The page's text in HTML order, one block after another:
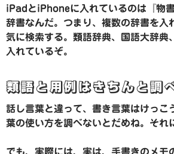
iPadとiPhoneに入れているのは『物
辞書なんだ。つまり、複数の辞書を入
気に検索する。類語辞典、国語大辞典
入れているぞ。
類語と用例はきちんと調
話し言葉と違って、書き言葉はけっこ
葉の使い方を調べないとだめね。それ
でも、実際には、実は、手書きのメモ